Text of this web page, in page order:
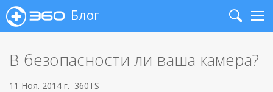
Блог
Search
В безопасности ли ваша камера?
11 Ноя. 2014 г. 360TS